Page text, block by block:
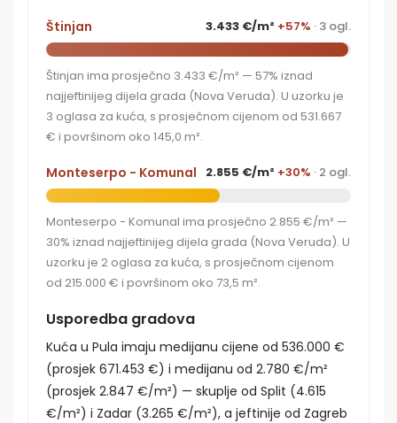
Štinjan 3.433 €/m² +57% · 3 ogl.
Štinjan ima prosječno 3.433 €/m² — 57% iznad
najjeftinijeg dijela grada (Nova Veruda). U uzorku je
3 oglasa za kuća, s prosječnom cijenom od 531.667
€ i površinom oko 145,0 m².
Monteserpo - Komunal 2.855 €/m² +30% · 2 ogl.
Monteserpo - Komunal ima prosječno 2.855 €/m² —
30% iznad najjeftinijeg dijela grada (Nova Veruda). U
uzorku je 2 oglasa za kuća, s prosječnom cijenom
od 215.000 € i površinom oko 73,5 m².
Usporedba gradova
Kuća u Pula imaju medijanu cijene od 536.000 €
(prosjek 671.453 €) i medijanu od 2.780 €/m²
(prosjek 2.847 €/m²) — skuplje od Split (4.615
€/m²) i Zadar (3.265 €/m²), a jeftinije od Zagreb